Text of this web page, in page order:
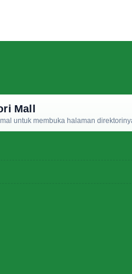
Mall
untuk membuka halaman